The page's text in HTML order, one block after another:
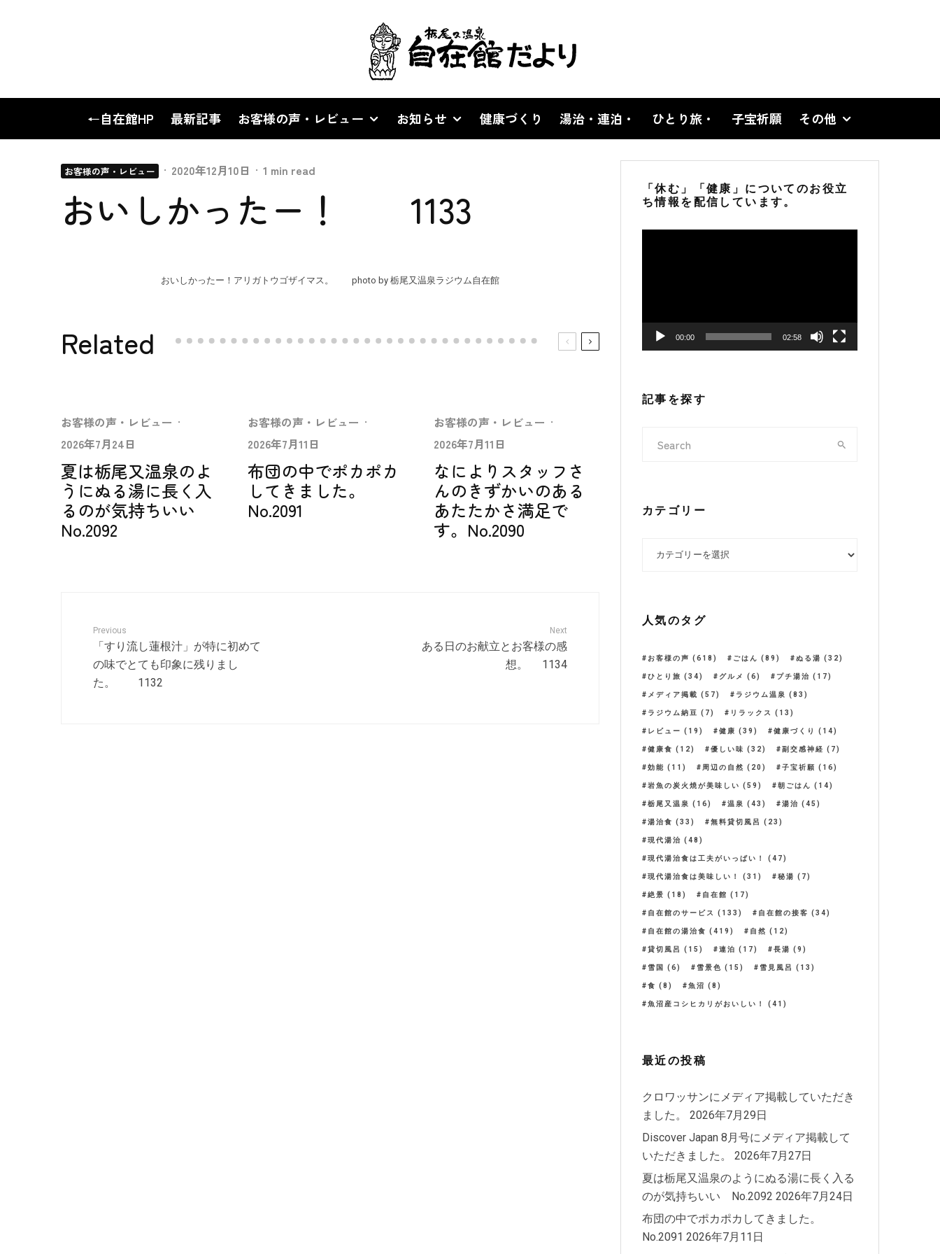
←自在館HP 最新記事 お客様の声・レビュー お知らせ 健康づくり 湯治・連泊・ ひとり旅・ 子宝祈願 その他
お客様の声・レビュー · 2020年12月10日 · 1 min read
おいしかったー！ 1133
おいしかったー！アリガトウゴザイマス。 photo by 栃尾又温泉ラジウム自在館
Related
お客様の声・レビュー ·
2026年7月24日
夏は栃尾又温泉のよ
うにぬる湯に長く入
るのが気持ちいい
No.2092
お客様の声・レビュー ·
2026年7月11日
布団の中でポカポカ
してきました。
No.2091
お客様の声・レビュー ·
2026年7月11日
なによりスタッフさ
んのきずかいのある
あたたかさ満足で
す。No.2090
Previous
「すり流し蓮根汁」が特に初めて
の味でとても印象に残りまし
た。 1132
Next
ある日のお献立とお客様の感
想。 1134
「休む」「健康」についてのお役立
ち情報を配信しています。
00:00 02:58
記事を探す
カテゴリー
人気のタグ
お客様の声 (618) ごはん (89) ぬる湯 (32)
ひとり旅 (34) グルメ (6) プチ湯治 (17)
メディア掲載 (57) ラジウム温泉 (83)
ラジウム納豆 (7) リラックス (13)
レビュー (19) 健康 (39) 健康づくり (14)
健康食 (12) 優しい味 (32) 副交感神経 (7)
効能 (11) 周辺の自然 (20) 子宝祈願 (16)
岩魚の炭火焼が美味しい (59) 朝ごはん (14)
栃尾又温泉 (16) 温泉 (43) 湯治 (45)
湯治食 (33) 無料貸切風呂 (23)
現代湯治 (48)
現代湯治食は工夫がいっぱい！ (47)
現代湯治食は美味しい！ (31) 秘湯 (7)
絶景 (18) 自在館 (17)
自在館のサービス (133) 自在館の接客 (34)
自在館の湯治食 (419) 自然 (12)
貸切風呂 (15) 連泊 (17) 長湯 (9)
雪国 (6) 雪景色 (15) 雪見風呂 (13)
食 (8) 魚沼 (8)
魚沼産コシヒカリがおいしい！ (41)
最近の投稿
クロワッサンにメディア掲載していただき
ました。
2026年7月29日
Discover Japan 8月号にメディア掲載して
いただきました。
2026年7月27日
夏は栃尾又温泉のようにぬる湯に長く入る
のが気持ちいい No.2092 2026年7月24日
布団の中でポカポカしてきました。
No.2091 2026年7月11日